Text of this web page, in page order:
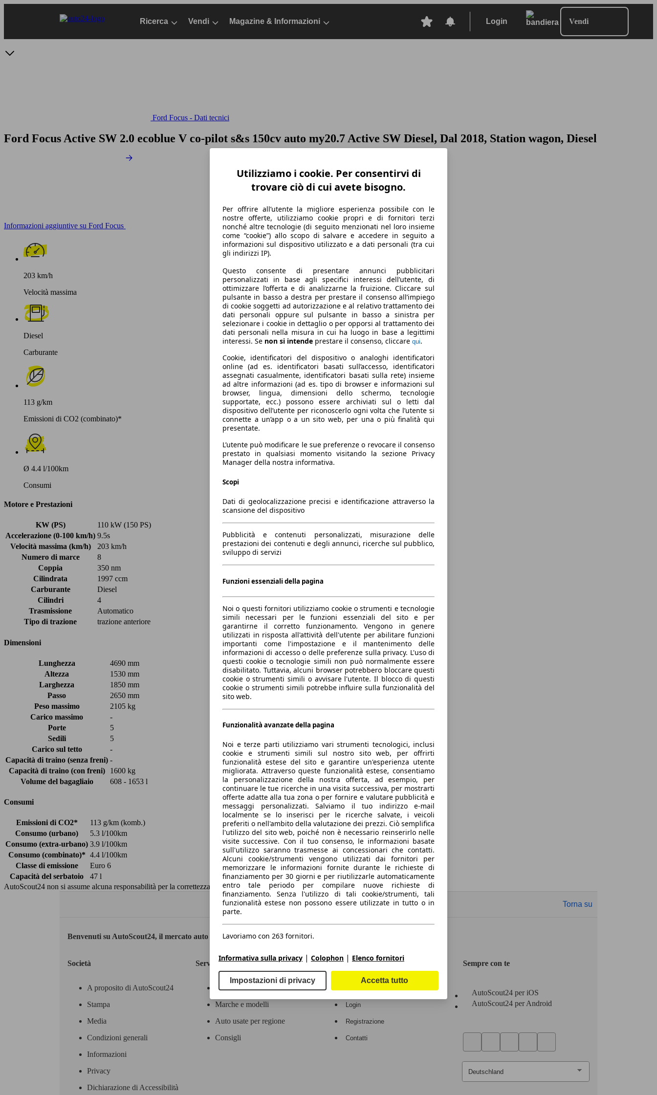
Ricerca Vendi Magazine & Informazioni Login Vendi
Ford Focus - Dati tecnici
Ford Focus Active SW 2.0 ecoblue V co-pilot s&s 150cv auto my20.7 Active SW Diesel, Dal 2018, Station wagon, Diesel
Informazioni aggiuntive su Ford Focus
203 km/h
Velocità massima
Diesel
Carburante
113 g/km
Emissioni di CO2 (combinato)*
Ø 4.4 l/100km
Consumi
Motore e Prestazioni
KW (PS)
110 kW (150 PS)
Accelerazione (0-100 km/h) 9.5s
Velocità massima (km/h)
203 km/h
Numero di marce
8
Coppia
350 nm
Cilindrata
1997 ccm
Carburante
Diesel
Cilindri
4
Trasmissione
Automatico
Tipo di trazione
trazione anteriore
Dimensioni
Lunghezza
4690 mm
Altezza
1530 mm
Larghezza
1850 mm
Passo
2650 mm
Peso massimo
2105 kg
Carico massimo
-
Porte
5
Sedili
5
Carico sul tetto
-
Capacità di traino (senza freni) -
Capacità di traino (con freni)
1600 kg
Volume del bagagliaio
608 - 1653 l
Consumi
Emissioni di CO2*
113 g/km (komb.)
Consumo (urbano)
5.3 l/100km
Consumo (extra-urbano) 3.9 l/100km
Consumo (combinato)* 4.4 l/100km
Classe di emissione
Euro 6
Capacità del serbatoio
47 l
AutoScout24 non si assume alcuna responsabilità per la correttezza dei dati.
Torna su
Benvenuti su AutoScout24, il mercato auto europeo.
Società
A proposito di AutoScout24
Stampa
Media
Condizioni generali
Informazioni
Privacy
Dichiarazione di Accessibilità
Servizi
Contatti
Marche e modelli
Auto usate per regione
Consigli
Area rivenditori
Login
Registrazione
Contatti
Sempre con te
AutoScout24 per iOS
AutoScout24 per Android
Utilizziamo i cookie. Per consentirvi di
trovare ciò di cui avete bisogno.
Per offrire all’utente la migliore esperienza possibile con le
nostre offerte, utilizziamo cookie propri e di fornitori terzi
nonché altre tecnologie (di seguito menzionati nel loro insieme
come “cookie”) allo scopo di salvare e accedere in seguito a
informazioni sul dispositivo utilizzato e a dati personali (tra cui
gli indirizzi IP).
Questo consente di presentare annunci pubblicitari
personalizzati in base agli specifici interessi dell’utente, di
ottimizzare l’offerta e di analizzarne la fruizione. Cliccare sul
pulsante in basso a destra per prestare il consenso all’impiego
di cookie soggetti ad autorizzazione e al relativo trattamento dei
dati personali oppure sul pulsante in basso a sinistra per
selezionare i cookie in dettaglio o per opporsi al trattamento dei
dati personali nella misura in cui ha luogo in base a legittimi
interessi. Se non si intende prestare il consenso, cliccare qui.
Cookie, identificatori del dispositivo o analoghi identificatori
online (ad es. identificatori basati sull’accesso, identificatori
assegnati casualmente, identificatori basati sulla rete) insieme
ad altre informazioni (ad es. tipo di browser e informazioni sul
browser, lingua, dimensioni dello schermo, tecnologie
supportate, ecc.) possono essere archiviati sul o letti dal
dispositivo dell’utente per riconoscerlo ogni volta che l’utente si
connette a un’app o a un sito web, per una o più finalità qui
presentate.
L’utente può modificare le sue preferenze o revocare il consenso
prestato in qualsiasi momento visitando la sezione Privacy
Manager della nostra informativa.
Scopi
Dati di geolocalizzazione precisi e identificazione attraverso la
scansione del dispositivo
Pubblicità e contenuti personalizzati, misurazione delle
prestazioni dei contenuti e degli annunci, ricerche sul pubblico,
sviluppo di servizi
Funzioni essenziali della pagina
Noi o questi fornitori utilizziamo cookie o strumenti e tecnologie
simili necessari per le funzioni essenziali del sito e per
garantirne il corretto funzionamento. Vengono in genere
utilizzati in risposta all'attività dell'utente per abilitare funzioni
importanti come l'impostazione e il mantenimento delle
informazioni di accesso o delle preferenze sulla privacy. L'uso di
questi cookie o tecnologie simili non può normalmente essere
disabilitato. Tuttavia, alcuni browser potrebbero bloccare questi
cookie o strumenti simili o avvisare l'utente. Il blocco di questi
cookie o strumenti simili potrebbe influire sulla funzionalità del
sito web.
Funzionalità avanzate della pagina
Noi e terze parti utilizziamo vari strumenti tecnologici, inclusi
cookie e strumenti simili sul nostro sito web, per offrirti
funzionalità estese del sito e garantire un'esperienza utente
migliorata. Attraverso queste funzionalità estese, consentiamo
la personalizzazione della nostra offerta, ad esempio, per
continuare le tue ricerche in una visita successiva, per mostrarti
offerte adatte alla tua zona o per fornire e valutare pubblicità e
messaggi personalizzati. Salviamo il tuo indirizzo e-mail
localmente se lo inserisci per le ricerche salvate, i veicoli
preferiti o nell'ambito della valutazione dei prezzi. Ciò semplifica
l'utilizzo del sito web, poiché non è necessario reinserirlo nelle
visite successive. Con il tuo consenso, le informazioni basate
sull'utilizzo saranno trasmesse ai concessionari che contatti.
Alcuni cookie/strumenti vengono utilizzati dai fornitori per
memorizzare le informazioni fornite durante le richieste di
finanziamento per 30 giorni e per riutilizzarle automaticamente
entro tale periodo per compilare nuove richieste di
finanziamento. Senza l'utilizzo di tali cookie/strumenti, tali
funzionalità estese non possono essere utilizzate in tutto o in
parte.
Lavoriamo con 263 fornitori.
Informativa sulla privacy | Colophon | Elenco fornitori
Impostazioni di privacy Accetta tutto